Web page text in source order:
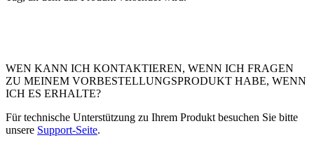
WEN KANN ICH KONTAKTIEREN, WENN ICH FRAGEN
ZU MEINEM VORBESTELLUNGSPRODUKT HABE, WENN
ICH ES ERHALTE?
Für technische Unterstützung zu Ihrem Produkt besuchen Sie bitte
unsere Support-Seite.